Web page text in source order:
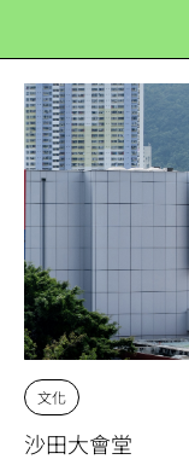
文化
沙田大會堂